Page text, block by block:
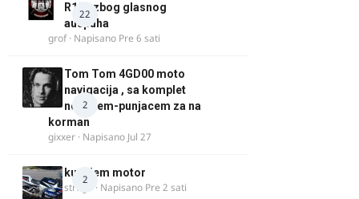
22
R125 zbog glasnog
auspuha
grof· Napisano Pre 6 sati
2
Tom Tom 4GD00 moto
navigacija , sa komplet
nosacem-punjacem za na
korman
gixxer · Napisano Jul 27
2
kupujem motor
strugo · Napisano Pre 2 sati